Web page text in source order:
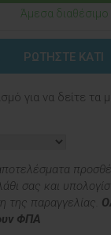
Άμεσα διαθέσιμο
ΡΩΤΗΣΤΕ ΚΑΤΙ
για να δείτε τα
σας και
της παραγγελίας.
ΦΠΑ